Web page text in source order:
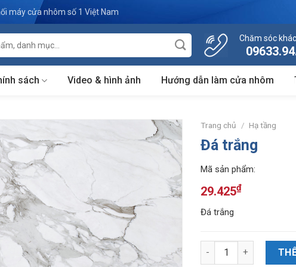
máy cửa nhôm số 1 Việt Nam
Chăm sóc
sách Video & hình ảnh Hướng dẫn làm cửa nhôm
Trang chủ / Hạ tầng
Đá trắng
Mã sản phẩm:
29.425₫
Đá trắng
Số lượng